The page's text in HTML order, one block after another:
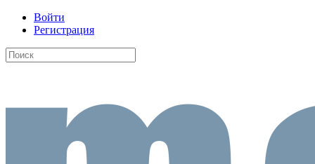
Войти
Регистрация